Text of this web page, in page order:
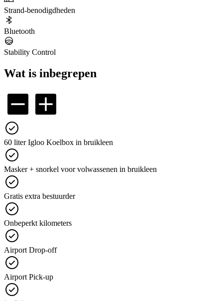
Strand-benodigdheden
Bluetooth
Stability Control
Wat is inbegrepen
60 liter Igloo Koelbox in bruikleen
Masker + snorkel voor volwassenen in bruikleen
Gratis extra bestuurder
Onbeperkt kilometers
Airport Drop-off
Airport Pick-up